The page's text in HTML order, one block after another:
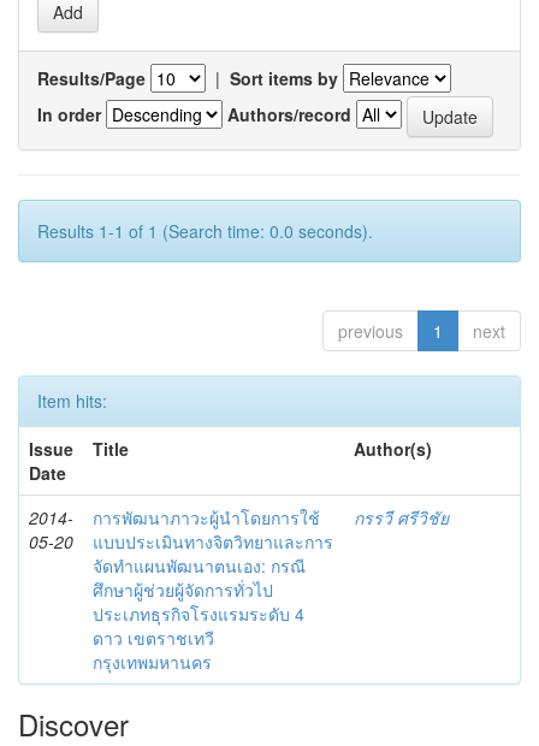
Results/Page | Sort items by
In order
Authors/record
Results 1-1 of 1 (Search time: 0.0 seconds).
previous 1 next
Item hits:
Issue
Date
Title Author(s)
2014-
05-20
การพัฒนาภาวะผู้นำโดยการใช้
แบบประเมินทางจิตวิทยาและการ
จัดทำแผนพัฒนาตนเอง: กรณี
ศึกษาผู้ช่วยผู้จัดการทั่วไป
ประเภทธุรกิจโรงแรมระดับ 4
ดาว เขตราชเทวี
กรุงเทพมหานคร
กรรวี ศรีวิชัย
Discover